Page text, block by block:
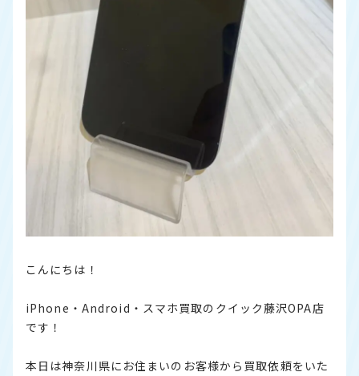
こんにちは！
iPhone・Android・スマホ買取のクイック藤沢OPA店
です！
本日は神奈川県にお住まいのお客様から買取依頼をいた